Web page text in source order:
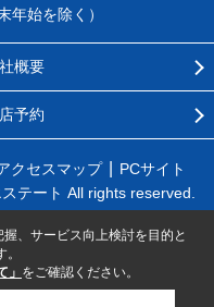
年始を除く）
概要
予約
クセスマップ
PCサイト
テート All rights reserved.
、サービス向上検討を目的と
」 をご確認ください。